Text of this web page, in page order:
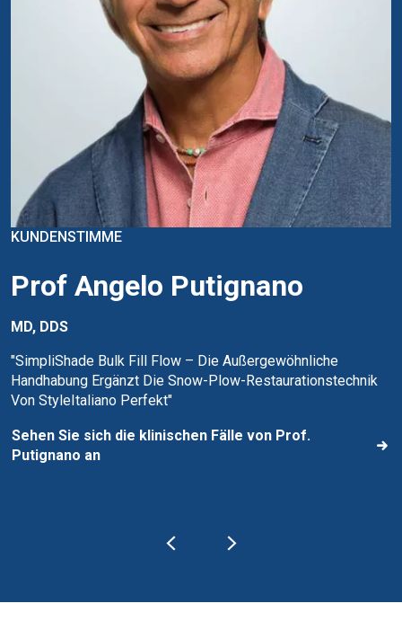
KUNDENSTIMME
Prof Angelo Putignano
MD, DDS
"SimpliShade Bulk Fill Flow – Die Außergewöhnliche
Handhabung Ergänzt Die Snow-Plow-Restaurationstechnik
Von StyleItaliano Perfekt"
Sehen Sie sich die klinischen Fälle von Prof.
Putignano an